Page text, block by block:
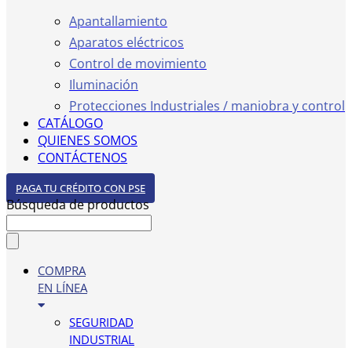
Apantallamiento
Aparatos eléctricos
Control de movimiento
Iluminación
Protecciones Industriales / maniobra y control
CATÁLOGO
QUIENES SOMOS
CONTÁCTENOS
PAGA TU CRÉDITO CON PSE
Búsqueda de productos
COMPRA
EN LÍNEA
SEGURIDAD
INDUSTRIAL